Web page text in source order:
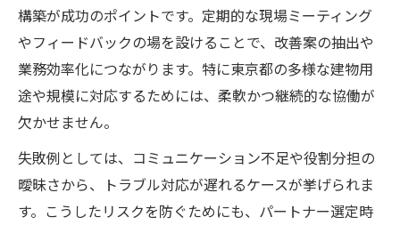
構築が成功のポイントです。定期的な現場ミーティング
やフィードバックの場を設けることで、改善案の抽出や
業務効率化につながります。特に東京都の多様な建物用
途や規模に対応するためには、柔軟かつ継続的な協働が
欠かせません。
失敗例としては、コミュニケーション不足や役割分担の
曖昧さから、トラブル対応が遅れるケースが挙げられま
す。こうしたリスクを防ぐためにも、パートナー選定時